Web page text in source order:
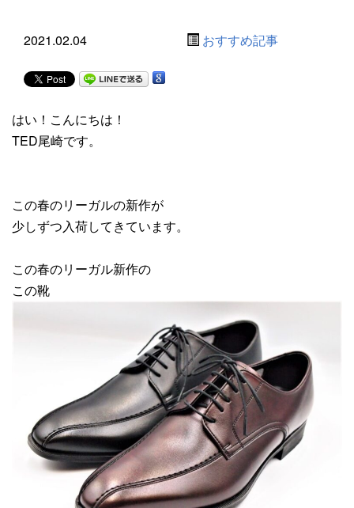
2021.02.04 おすすめ記事
はい！こんにちは！
TED尾崎です。
この春のリーガルの新作が
少しずつ入荷してきています。
この春のリーガル新作の
この靴